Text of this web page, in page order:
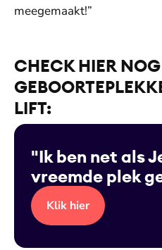
meegemaakt!”
CHECK HIER
LIFT:
"Ik ben net als
vreemde plek
Klik hier